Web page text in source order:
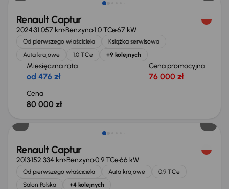
Renault Captur
202431 057 kmBenzyna1.0 TCe67 kW
Od pierwszego właściciela
Książka serwisowa
Auta krajowe
1.0 TCe +9 kolejnych
Miesięczna rata
od 476 zł
Cena promocyjna
76 000 zł
Cena
80 000 zł
Taniej o 500 zł
Renault Captur
2013152 334 kmBenzyna0.9 TCe66 kW
Od pierwszego właściciela Auta krajowe
0.9 TCe
Salon Polska
+4 kolejnych